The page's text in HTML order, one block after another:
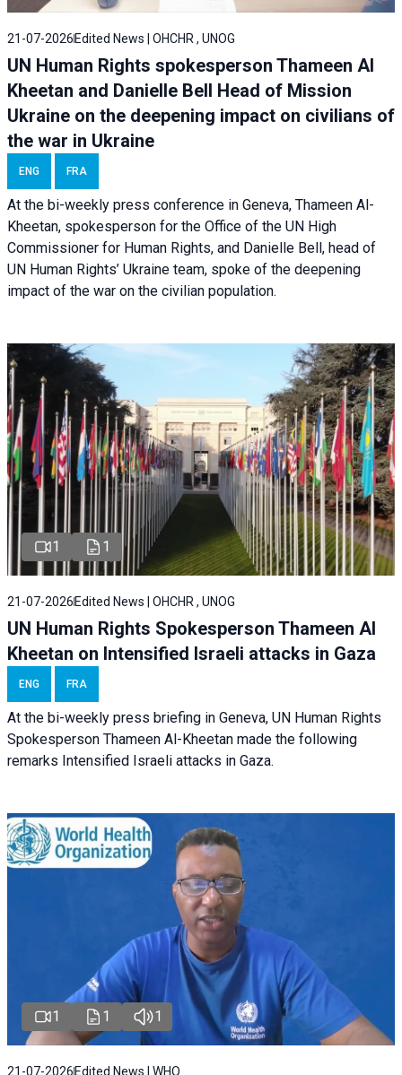
21-07-2026 Edited News | OHCHR , UNOG
UN Human Rights spokesperson Thameen Al
Kheetan and Danielle Bell Head of Mission
Ukraine on the deepening impact on civilians of
the war in Ukraine
ENG FRA
At the bi-weekly press conference in Geneva, Thameen Al-
Kheetan, spokesperson for the Office of the UN High
Commissioner for Human Rights, and Danielle Bell, head of
UN Human Rights’ Ukraine team, spoke of the deepening
impact of the war on the civilian population.
1 1
21-07-2026 Edited News | OHCHR , UNOG
UN Human Rights Spokesperson Thameen Al
Kheetan on Intensified Israeli attacks in Gaza
ENG FRA
At the bi-weekly press briefing in Geneva, UN Human Rights
Spokesperson Thameen Al-Kheetan made the following
remarks Intensified Israeli attacks in Gaza.
1 1 1
21-07-2026 Edited News | WHO